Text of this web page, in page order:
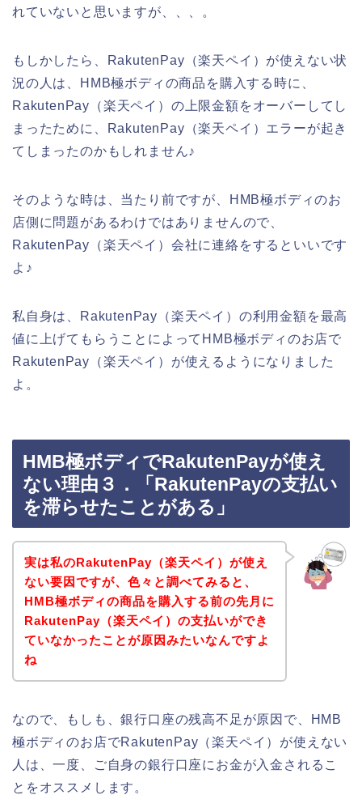
れていないと思いますが、、、。
もしかしたら、RakutenPay（楽天ペイ）が使えない状
況の人は、HMB極ボディの商品を購入する時に、
RakutenPay（楽天ペイ）の上限金額をオーバーしてし
まったために、RakutenPay（楽天ペイ）エラーが起き
てしまったのかもしれません♪
そのような時は、当たり前ですが、HMB極ボディのお
店側に問題があるわけではありませんので、
RakutenPay（楽天ペイ）会社に連絡をするといいです
よ♪
私自身は、RakutenPay（楽天ペイ）の利用金額を最高
値に上げてもらうことによってHMB極ボディのお店で
RakutenPay（楽天ペイ）が使えるようになりました
よ。
HMB極ボディでRakutenPayが使え
ない理由３．「RakutenPayの支払い
を滞らせたことがある」
実は私のRakutenPay（楽天ペイ）が使え
ない要因ですが、色々と調べてみると、
HMB極ボディの商品を購入する前の先月に
RakutenPay（楽天ペイ）の支払いができ
ていなかったことが原因みたいなんですよ
ね
なので、もしも、銀行口座の残高不足が原因で、HMB
極ボディのお店でRakutenPay（楽天ペイ）が使えない
人は、一度、ご自身の銀行口座にお金が入金されるこ
とをオススメします。